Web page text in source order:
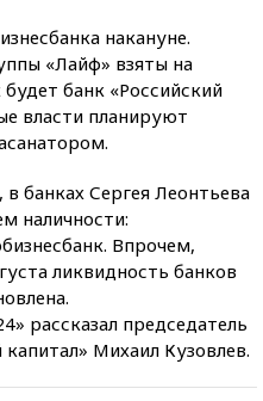
накануне.
«Лайф» взяты на
банк «Российский
власти планируют
в банках Сергея Леонтьева
наличности:
Впрочем,
ликвидность банков
рассказал председатель
Михаил Кузовлев.